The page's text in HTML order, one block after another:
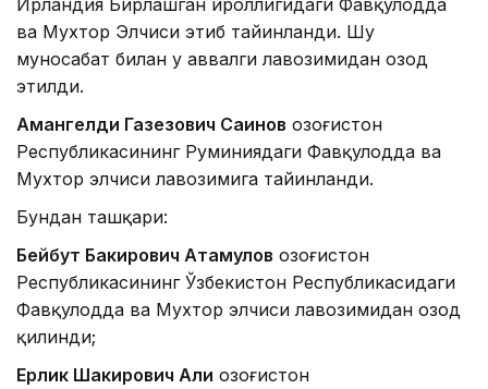
ва Мухтор Элчиси этиб тайинланди. Шу
муносабат билан у аввалги лавозимидан озод
этилди.
Амангелди Газезович Саинов Қозоғистон
Республикасининг Руминиядаги Фавқулодда ва
Мухтор элчиси лавозимига тайинланди.
Бундан ташқари:
Бейбут Бакирович Атамқулов Қозоғистон
Республикасининг Ўзбекистон Республикасидаги
Фавқулодда ва Мухтор элчиси лавозимидан озод
қилинди;
Ерлик Шакирович Али Қозоғистон